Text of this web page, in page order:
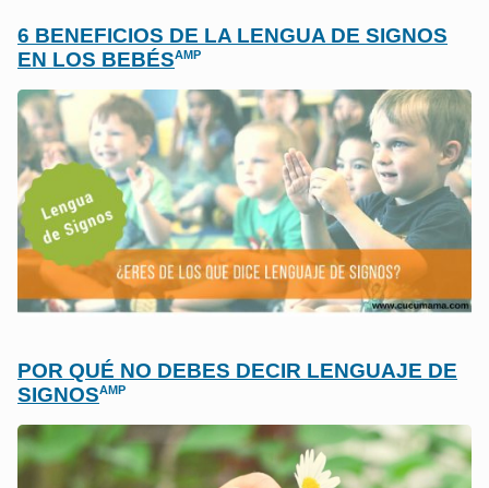
6 BENEFICIOS DE LA LENGUA DE SIGNOS
EN LOS BEBÉSAMP
POR QUÉ NO DEBES DECIR LENGUAJE DE
SIGNOSAMP